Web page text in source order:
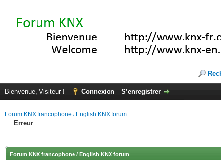
Bienvenue, Visiteur ! Connexion S’enregistrer
Forum KNX francophone / English KNX forum
Erreur
Forum KNX francophone / English KNX forum